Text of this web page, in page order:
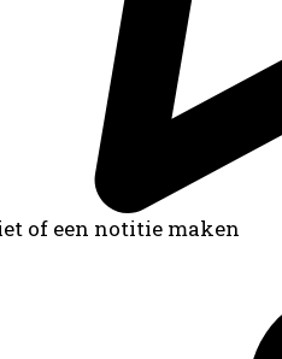
of een notitie maken